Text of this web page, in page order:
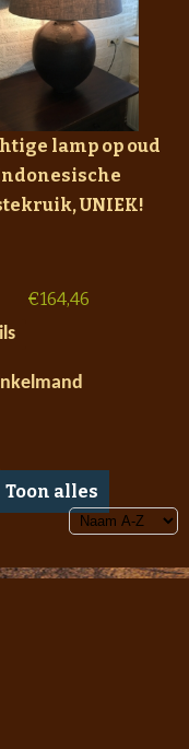
lamp op oud
UNIEK!
€164,46
Toon alles